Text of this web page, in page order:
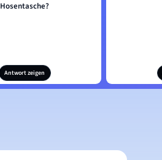
Hosentasche?
Antwort zeigen